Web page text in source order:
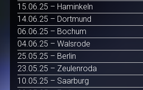
15.06.25 – Haminkeln
14.06.25 – Dortmund
06.06.25 – Bochum
04.06.25 – Walsrode
25.05.25 – Berlin
23.05.25 – Zeulenroda
10.05.25 – Saarburg